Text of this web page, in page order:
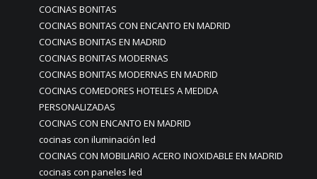
COCINAS BONITAS
COCINAS BONITAS CON ENCANTO EN MADRID
COCINAS BONITAS EN MADRID
COCINAS BONITAS MODERNAS
COCINAS BONITAS MODERNAS EN MADRID
COCINAS COMEDORES HOTELES A MEDIDA
PERSONALIZADAS
COCINAS CON ENCANTO EN MADRID
cocinas con iluminación led
COCINAS CON MOBILIARIO ACERO INOXIDABLE EN MADRID
cocinas con paneles led